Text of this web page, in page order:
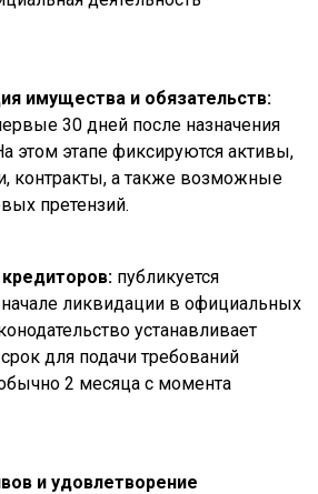
имущества и обязательств:
30 дней после назначения
этом этапе фиксируются активы,
контракты, а также возможные
претензий.
публикуется
ликвидации в официальных
устанавливает
для подачи требований
2 месяца с момента
и удовлетворение